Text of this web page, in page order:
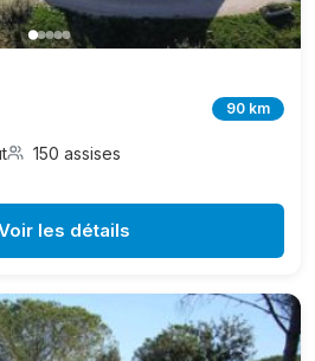
90 km
150 assises
les détails